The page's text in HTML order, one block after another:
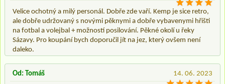
Velice ochotný a milý personál. Dobře zde vaří. Kemp je sice retro,
ale dobře udržovaný s novými pěknymi a dobře vybavenymi hřišti
na fotbal a volejbal + možností posilování. Pěkné okolí u řeky
Sázavy. Pro koupání bych doporučil jít na jez, který ovšem není
daleko.
14. 06. 2023
Od: Tomáš